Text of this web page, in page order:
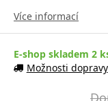
Více informací
E-shop skladem 2
Možnosti dopravy